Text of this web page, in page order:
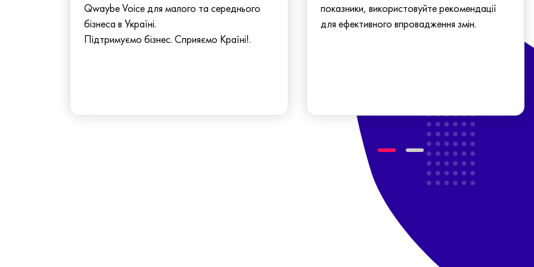
Qwaybe Voice для малого та середнього
бізнеса в Україні.
Підтримуємо бізнес. Сприяємо Країні!.
показники, використовуйте рекомендації
для ефективного впровадження змін.